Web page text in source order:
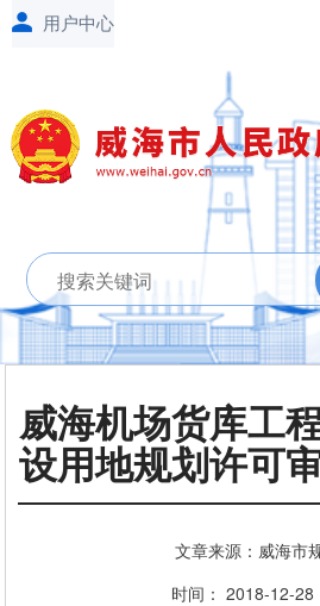
威海机场货库工
设用地规划许可
文章来源：威海市
时间： 2018-12-28